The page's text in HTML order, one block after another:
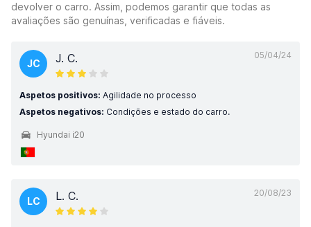
devolver o carro. Assim, podemos garantir que todas as
avaliações são genuínas, verificadas e fiáveis.
05/04/24
JC J. C.
Aspetos positivos: Agilidade no processo
Aspetos negativos: Condições e estado do carro.
Hyundai i20
20/08/23
LC L. C.